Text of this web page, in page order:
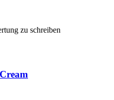
zu schreiben